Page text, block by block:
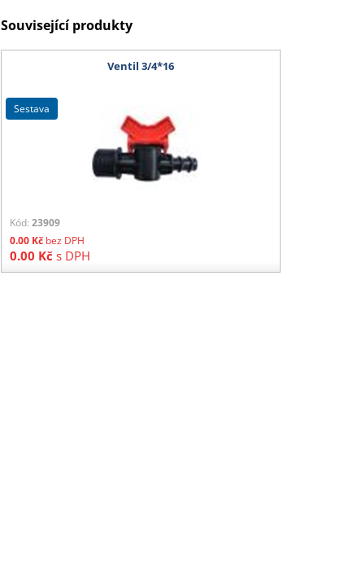
Související produkty
Ventil 3/4*16
Kód: 23909
0.00 Kč bez DPH
0.00 Kč s DPH
sestava